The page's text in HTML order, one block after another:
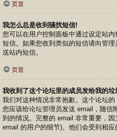
页首
我怎么总是收到骚扰短信!
您可以在用户控制面板中通过设定站
短信。如果您收到类似的短信请向管
送站内短信。
页首
我收到了这个论坛里的成员发给我的
我们对这种情况非常抱歉。这个论坛
您应该给论坛管理员发送 email，随信
到的情况。完整的 email 非常重要，
email 的用户的细节)。他们会受到相应